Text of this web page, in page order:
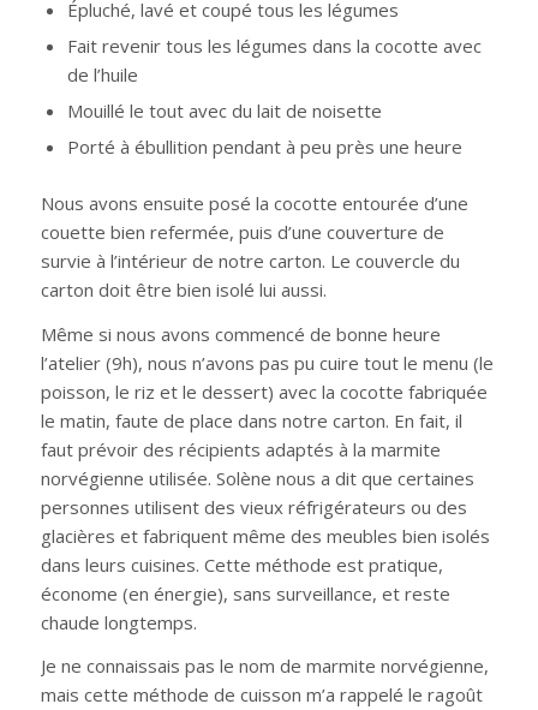
Épluché, lavé et coupé tous les légumes
Fait revenir tous les légumes dans la cocotte avec
de l’huile
Mouillé le tout avec du lait de noisette
Porté à ébullition pendant à peu près une heure
Nous avons ensuite posé la cocotte entourée d’une
couette bien refermée, puis d’une couverture de
survie à l’intérieur de notre carton. Le couvercle du
carton doit être bien isolé lui aussi.
Même si nous avons commencé de bonne heure
l’atelier (9h), nous n’avons pas pu cuire tout le menu (le
poisson, le riz et le dessert) avec la cocotte fabriquée
le matin, faute de place dans notre carton. En fait, il
faut prévoir des récipients adaptés à la marmite
norvégienne utilisée. Solène nous a dit que certaines
personnes utilisent des vieux réfrigérateurs ou des
glacières et fabriquent même des meubles bien isolés
dans leurs cuisines. Cette méthode est pratique,
économe (en énergie), sans surveillance, et reste
chaude longtemps.
Je ne connaissais pas le nom de marmite norvégienne,
mais cette méthode de cuisson m’a rappelé le ragoût